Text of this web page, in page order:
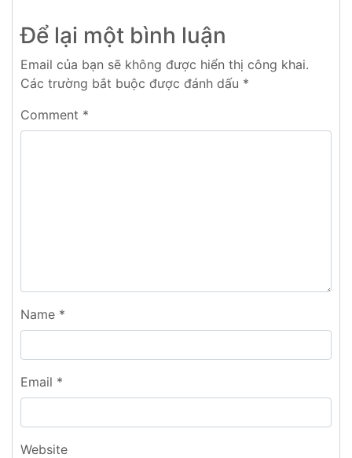
Để lại một bình luận
Email của bạn sẽ không được hiển thị công khai.
Các trường bắt buộc được đánh dấu *
Comment *
Name *
Email *
Website